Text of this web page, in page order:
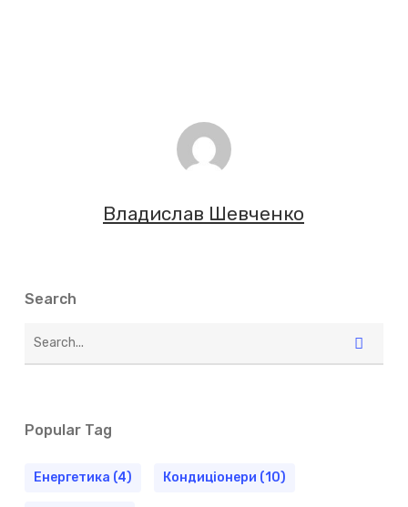
Владислав Шевченко
Search
Popular Tag
Енергетика (4) Кондиціонери (10)